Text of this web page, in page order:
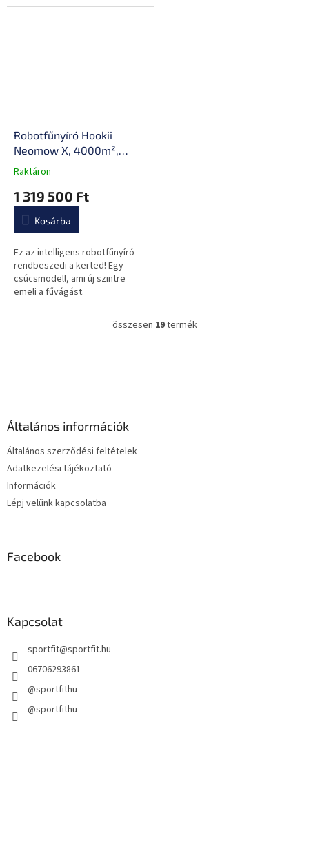
Robotfűnyíró Hookii
Neomow X, 4000m²,
telepítést nem igényel, 3D
60db, IPX5, 30-85mm
vágásmagasság,
intelligens, API, WiFi
A
átlagos
értékelése
0,0
csillag.
Raktáron
1 319 500 Ft
Kosárba
Ez az intelligens robotfűnyíró
rendbeszedi a kerted! Egy
csúcsmodell, ami új szintre
emeli a fűvágást.
L
összesen 19termék
Általános információk
Általános szerződési feltételek
Adatkezelési tájékoztató
Információk
Lépj velünk kapcsolatba
Facebook
Kapcsolat
sportfit@sportfit.hu
06706293861
@sportfithu
@sportfithu